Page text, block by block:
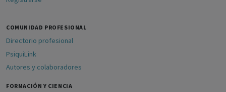
COMUNIDAD PROFESIONAL
Directorio profesional
PsiquiLink
Autores y colaboradores
FORMACIÓN Y CIENCIA